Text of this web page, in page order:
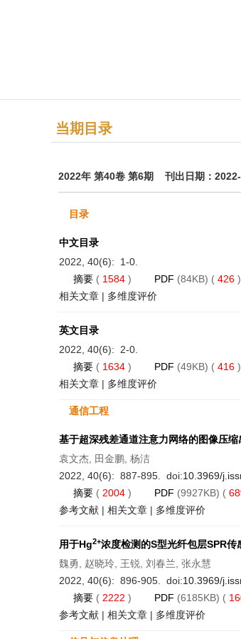
当期目录
2022年 第40卷 第6期 刊出日期：
目录
中文目录
2022, 40(6): 1-0.
摘要 ( 1584 ) PDF (84KB) ( 426 )
相关文章 | 多维度评价
英文目录
2022, 40(6): 2-0.
摘要 ( 1634 ) PDF (49KB) ( 416 )
相关文章 | 多维度评价
通信工程
基于超深残差通道注意力网络的图像压缩
袁文杰, 田金鹏, 杨洁
2022, 40(6): 887-895. doi:10.3969/
摘要 ( 2004 ) PDF (9927KB) (
参考文献 | 相关文章 | 多维度评价
用于Hg2+浓度检测的S型光纤包层SPR传
魏勇, 赵晓玲, 王锐, 刘春兰, 张永慧
2022, 40(6): 896-905. doi:10.3969/
摘要 ( 2222 ) PDF (6185KB) (
参考文献 | 相关文章 | 多维度评价